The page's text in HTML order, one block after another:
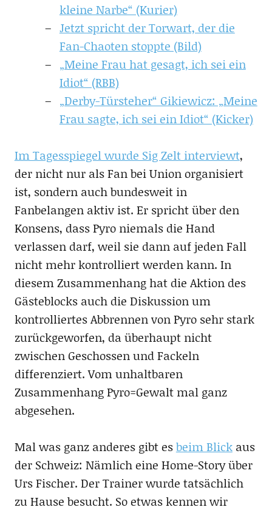
kleine Narbe“ (Kurier)
Jetzt spricht der Torwart, der die
Fan-Chaoten stoppte (Bild)
„Meine Frau hat gesagt, ich sei ein
Idiot“ (RBB)
„Derby-Türsteher“ Gikiewicz: „Meine
Frau sagte, ich sei ein Idiot“ (Kicker)
Im Tagesspiegel wurde Sig Zelt interviewt,
der nicht nur als Fan bei Union organisiert
ist, sondern auch bundesweit in
Fanbelangen aktiv ist. Er spricht über den
Konsens, dass Pyro niemals die Hand
verlassen darf, weil sie dann auf jeden Fall
nicht mehr kontrolliert werden kann. In
diesem Zusammenhang hat die Aktion des
Gästeblocks auch die Diskussion um
kontrolliertes Abbrennen von Pyro sehr stark
zurückgeworfen, da überhaupt nicht
zwischen Geschossen und Fackeln
differenziert. Vom unhaltbaren
Zusammenhang Pyro=Gewalt mal ganz
abgesehen.
Mal was ganz anderes gibt esbeim Blickaus
der Schweiz: Nämlich eine Home-Story über
Urs Fischer. Der Trainer wurde tatsächlich
zu Hause besucht. So etwas kennen wir